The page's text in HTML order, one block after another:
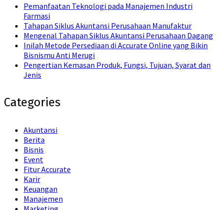
Pemanfaatan Teknologi pada Manajemen Industri
Farmasi
Tahapan Siklus Akuntansi Perusahaan Manufaktur
Mengenal Tahapan Siklus Akuntansi Perusahaan Dagang
Inilah Metode Persediaan di Accurate Online yang Bikin
Bisnismu Anti Merugi
Pengertian Kemasan Produk, Fungsi, Tujuan, Syarat dan
Jenis
Categories
Akuntansi
Berita
Bisnis
Event
Fitur Accurate
Karir
Keuangan
Manajemen